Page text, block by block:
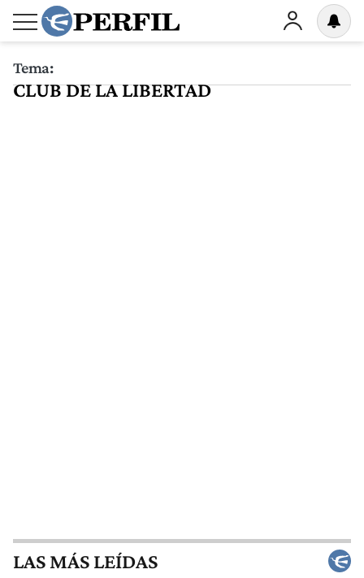
Tema:
CLUB DE LA LIBERTAD
LAS MÁS LEÍDAS